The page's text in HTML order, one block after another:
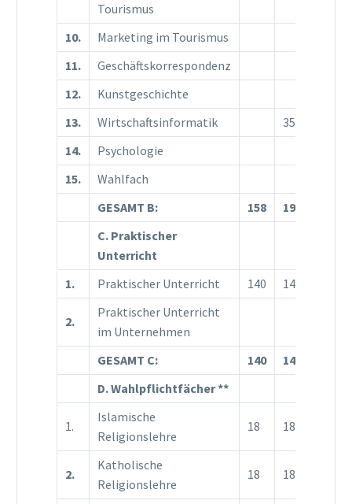
Tourismus
10.
Marketing im Tourismus
11.
Geschäftskorrespondenz
12.
Kunstgeschichte
13.
Wirtschaftsinformatik
35
14.
Psychologie
15.
Wahlfach
GESAMT B:
158 193
C. Praktischer
Unterricht
1.
Praktischer Unterricht 140 140
2.
Praktischer Unterricht
im Unternehmen
GESAMT C: 140 140
D. Wahlpflichtfächer**
1.
Islamische
Religionslehre
18 18
2.
Katholische
Religionslehre
18 18